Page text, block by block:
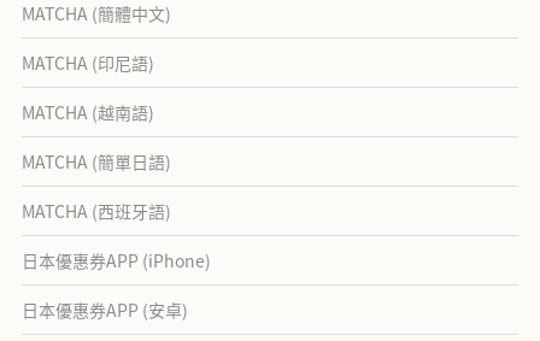
MATCHA (簡體中文)
MATCHA (印尼語)
MATCHA (越南語)
MATCHA (簡單日語)
MATCHA (西班牙語)
日本優惠券APP (iPhone)
日本優惠券APP (安卓)